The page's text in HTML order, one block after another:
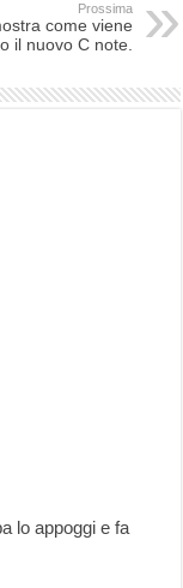
Prossima
come viene
il nuovo C note.
lo appoggi e fa